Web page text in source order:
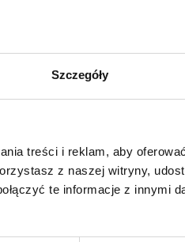
Szczegóły
treści i reklam, aby
z naszej witryny,
te informacje z innymi